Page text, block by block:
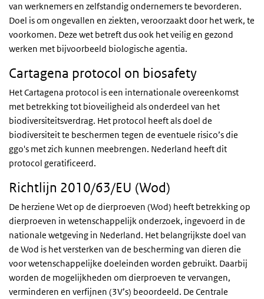
van werknemers en zelfstandig ondernemers te bevorderen.
Doel is om ongevallen en ziekten, veroorzaakt door het werk, te
voorkomen. Deze wet betreft dus ook het veilig en gezond
werken met bijvoorbeeld biologische agentia.
Cartagena protocol on biosafety
Het Cartagena protocol is een internationale overeenkomst
met betrekking tot bioveiligheid als onderdeel van het
biodiversiteitsverdrag. Het protocol heeft als doel de
biodiversiteit te beschermen tegen de eventuele risico’s die
ggo's met zich kunnen meebrengen. Nederland heeft dit
protocol geratificeerd.
Richtlijn 2010/63/EU (Wod)
De herziene Wet op de dierproeven (Wod) heeft betrekking op
dierproeven in wetenschappelijk onderzoek, ingevoerd in de
nationale wetgeving in Nederland. Het belangrijkste doel van
de Wod is het versterken van de bescherming van dieren die
voor wetenschappelijke doeleinden worden gebruikt. Daarbij
worden de mogelijkheden om dierproeven te vervangen,
verminderen en verfijnen (3V’s) beoordeeld. De Centrale